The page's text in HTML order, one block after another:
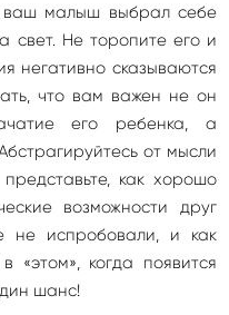
ваш малыш выбрал себе
свет. Не торопите его и
негативно сказываются
что вам важен не он
его ребенка, а
от мысли
как хорошо
возможности друг
не испробовали, и как
«этом», когда появится
шанс!